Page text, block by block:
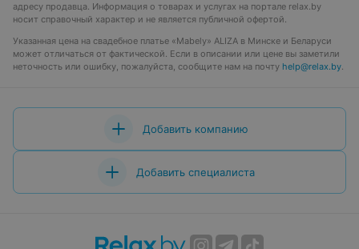
адресу продавца. Информация о товарах и услугах на портале relax.by
носит справочный характер и не является публичной офертой.
Указанная цена на свадебное платье «Mabely» ALIZA в Минске и Беларуси
может отличаться от фактической. Если в описании или цене вы заметили
неточность или ошибку, пожалуйста, сообщите нам на почту help@relax.by.
Добавить компанию
Добавить специалиста